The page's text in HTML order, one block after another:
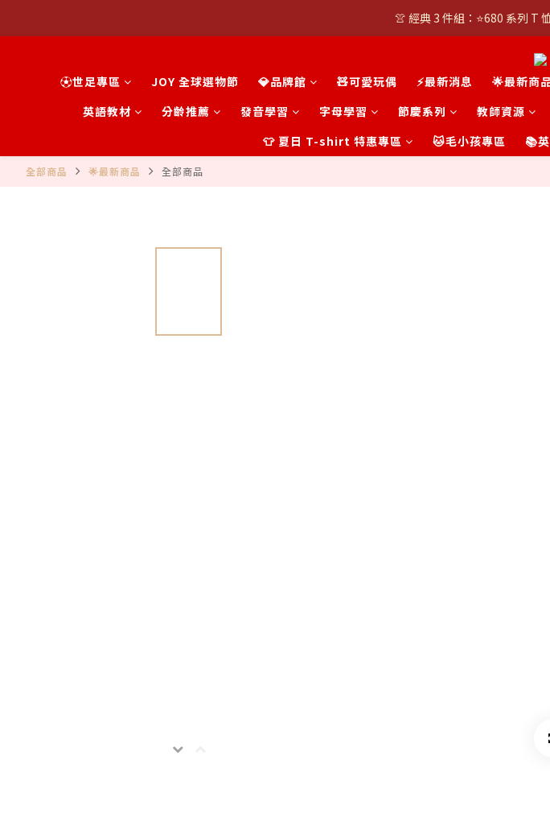
👚 經典 3 件組：⭐680 系列 T
👚 經典 3 件組：⭐680 系列 T
潮T任選兩
👚 經典 3 件組：⭐680 系列 T
⚽世足專區 JOY 全球選物節 💎品牌館 🧸可愛玩偶 ⚡最新消息 🌟最新商
英語教材
分齡推薦 發音學習 字母學習 節慶系列 教師資源
👕 夏日 T-shirt 特惠專區
🐱毛小孩專區 📚
全部商品 🌟最新商品 全部商品